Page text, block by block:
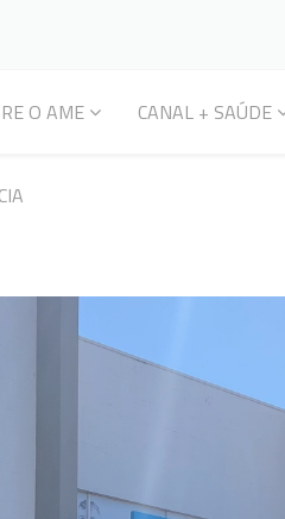
O AME CANAL + SAÚDE